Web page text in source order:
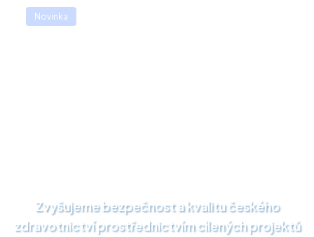
Novinka
Zvyšujeme bezpečnost a kvalitu českého
zdravotnictví prostřednictvím cílených projektů